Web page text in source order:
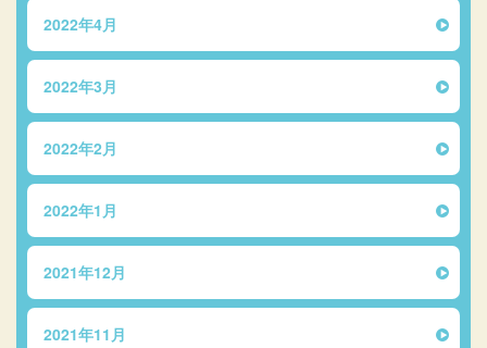
2022年4月
2022年3月
2022年2月
2022年1月
2021年12月
2021年11月